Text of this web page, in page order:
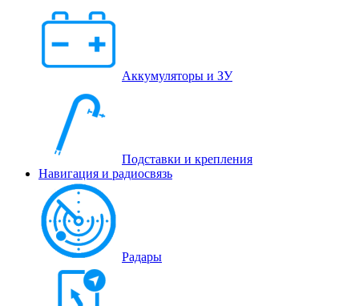
Аккумуляторы и ЗУ
Подставки и крепления
Навигация и радиосвязь
Радары